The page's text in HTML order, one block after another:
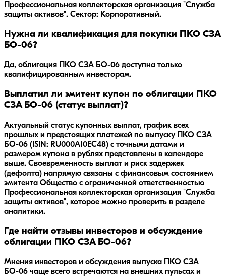
Профессиональная коллекторская организация "Служба
защиты активов". Сектор: Корпоративный.
Нужна ли квалификация для покупки ПКО СЗА
БО-06?
Да, облигация ПКО СЗА БО-06 доступна только
квалифицированным инвесторам.
Выплатил ли эмитент купон по облигации ПКО
СЗА БО-06 (статус выплат)?
Актуальный статус купонных выплат, график всех
прошлых и предстоящих платежей по выпуску ПКО СЗА
БО-06 (ISIN: RU000A10EC48) с точными датами и
размером купона в рублях представлены в календаре
выше. Своевременность выплат и риск задержек
(дефолта) напрямую связаны с финансовым состоянием
эмитента Общество с ограниченной ответственностью
Профессиональная коллекторская организация "Служба
защиты активов", которое можно проверить в разделе
аналитики.
Где найти отзывы инвесторов и обсуждение
облигации ПКО СЗА БО-06?
Мнения инвесторов и обсуждения выпуска
ПКО СЗА
БО-06 чаще всего встречаются на внешних пульсах и